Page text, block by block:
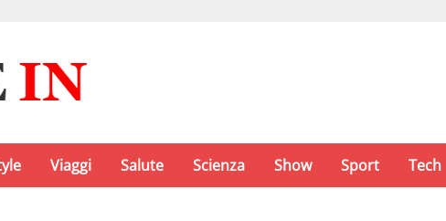
Viaggi Salute Scienza Show Sport Tech